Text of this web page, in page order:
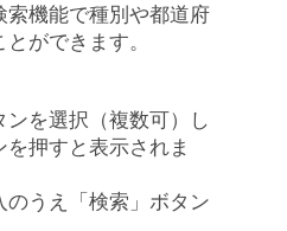
索機能で種別や都道府
ができます。
を選択（複数可）し
押すと表示されま
うえ「検索」ボタン